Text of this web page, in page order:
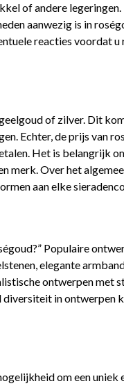
of andere
aanwezig is in
reacties voordat
of zilver. Dit
Echter, de prijs van
Het is belangrijk
merk. Over het
aan elke
Populaire
elegante
ontwerpen met
in ontwerpen
om een uniek